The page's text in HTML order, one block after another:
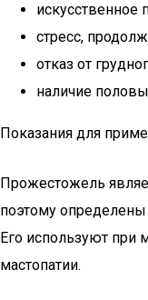
искусственное
стресс,
отказ от
наличие
Показания для
Прожестожель
поэтому
Его используют при
мастопатии.